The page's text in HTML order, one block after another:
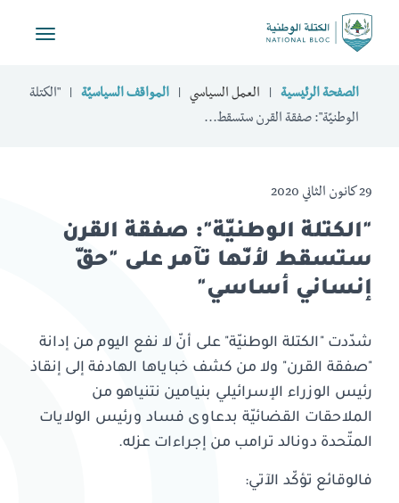
Toggle
الصفحة الرئيسية العمل السياسي المواقف السياسيّة
"الكتلة
الوطنيّة": صفقة القرن ستسقط...
29 كانون الثاني 2020
"الكتلة الوطنيّة": صفقة القرن
ستسقط لأنّها تآمر على "حقّ
إنساني أساسي"
شدّدت "الكتلة الوطنيّة" على أنّ لا نفع اليوم من إدانة
"صفقة القرن" ولا من كشف خباياها الهادفة إلى إنقاذ
رئيس الوزراء الإسرائيلي بنيامين نتنياهو من
الملاحقات القضائيّة بدعاوى فساد ورئيس الولايات
المتّحدة دونالد ترامب من إجراءات عزله.
فالوقائع تؤكّد الآتي: